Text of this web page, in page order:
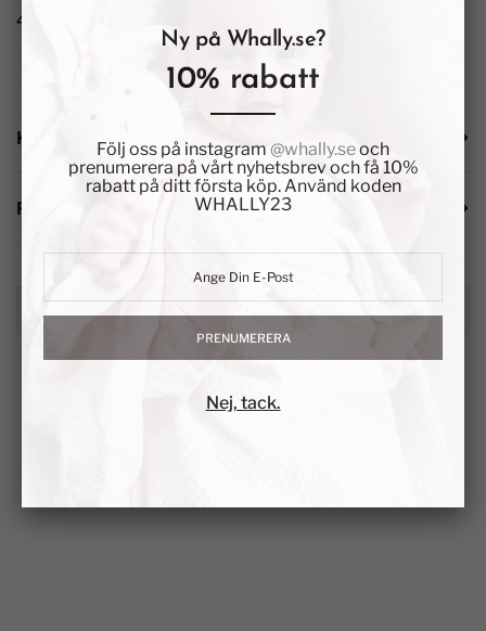
449 kr
KATEGORIER
PRISFILTER
Ny på Whally.se?
10% rabatt
Följ oss på instagram @whally.seoch
prenumerera på vårt nyhetsbrev och få 10%
rabatt på ditt första köp. Använd koden
WHALLY23
PRENUMERERA
Nej, tack.